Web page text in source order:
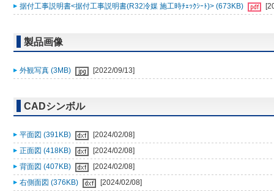
据付工事説明書<据付工事説明書(R32冷媒 施工時ﾁｪｯｸｼｰﾄ)> (673KB)
製品画像
外観写真 (3MB) [2022/09/13]
CADシンボル
平面図 (391KB)
[2024/02/08]
正面図 (418KB)
[2024/02/08]
背面図 (407KB)
[2024/02/08]
右側面図 (376KB)
[2024/02/08]